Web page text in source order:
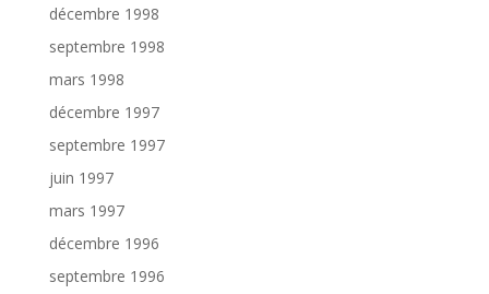
décembre 1998
septembre 1998
mars 1998
décembre 1997
septembre 1997
juin 1997
mars 1997
décembre 1996
septembre 1996